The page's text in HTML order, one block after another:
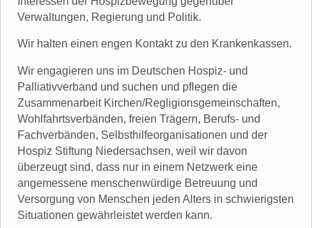
Verwaltungen, Regierung und Politik.
Wir halten einen engen Kontakt zu den Krankenkassen.
Wir engagieren uns im Deutschen Hospiz- und
Palliativverband und suchen und pflegen die
Zusammenarbeit Kirchen/Regligionsgemeinschaften,
Wohlfahrtsverbänden, freien Trägern, Berufs- und
Fachverbänden, Selbsthilfeorganisationen und der
Hospiz Stiftung Niedersachsen, weil wir davon
überzeugt sind, dass nur in einem Netzwerk eine
angemessene menschenwürdige Betreuung und
Versorgung von Menschen jeden Alters in schwierigsten
Situationen gewährleistet werden kann.